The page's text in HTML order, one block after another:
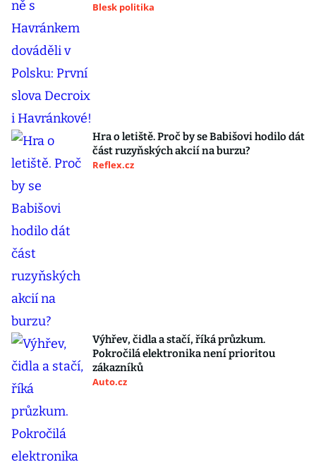
Blesk politika
Hra o letiště. Proč by se Babišovi hodilo dát
část ruzyňských akcií na burzu?
Reflex.cz
Výhřev, čidla a stačí, říká průzkum.
Pokročilá elektronika není prioritou
zákazníků
Auto.cz